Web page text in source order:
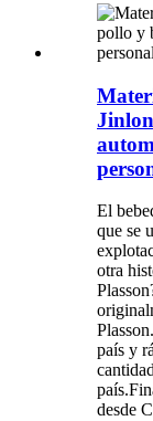
El
que se
otra
país y
desde